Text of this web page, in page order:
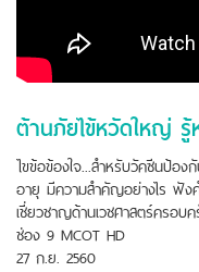
ไขข้อข้องใจ...สำหรับวัคซีนป้อง
อายุ มีความสำคัญอย่างไร
เชี่ยวชาญด้านเวชศาสตร์ครอ
ช่อง 9 MCOT HD
27 ก.ย. 2560